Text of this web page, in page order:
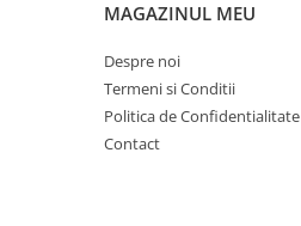
Maturi, Mopuri si galeti
Prosoape de hartie si servetele
MAGAZINUL MEU
Despre noi
Termeni si Conditii
Politica de Confidentialitate
Contact